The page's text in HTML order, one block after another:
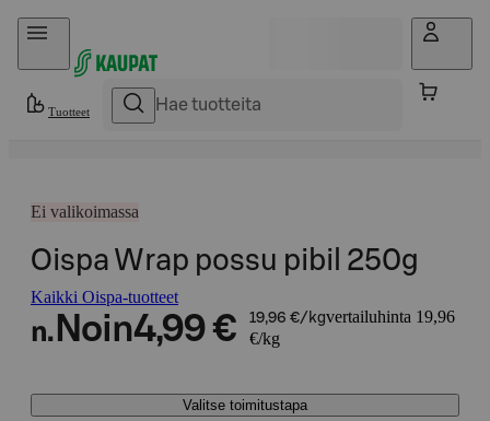
Hyppää sisältöön
Tuotteet
Ei valikoimassa
Oispa Wrap possu pibil 250g
Kaikki Oispa-tuotteet
n. Noin4,99 € 19,96 €/kgvertailuhinta 19,96
€/kg
Valitse toimitustapa